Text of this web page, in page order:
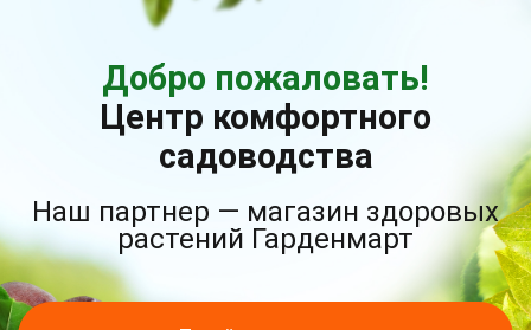
Добро пожаловать!
Центр комфортного
садоводства
Наш партнер — магазин здоровых
растений Гарденмарт